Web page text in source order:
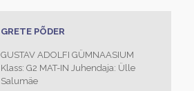
GRETE PÕDER
GUSTAV ADOLFI GÜMNAASIUM
Klass: G2 MAT-IN Juhendaja: Ülle
Salumäe